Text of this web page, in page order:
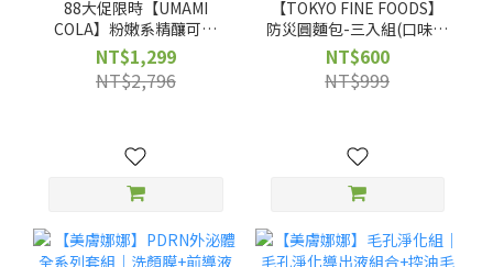
88大促限時【UMAMI
COLA】粉嫩系精釀可樂
250ml x買12送12+送
COLA玻璃杯*2
NT$1,299
NT$2,796
【TOKYO FINE FOODS】
防災圓麵包-三入組(口味可
自選)
NT$600
NT$999